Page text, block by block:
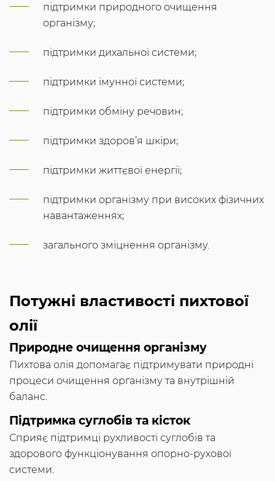
підтримки природного очищення
організму;
підтримки дихальної системи;
підтримки імунної системи;
підтримки обміну речовин;
підтримки здоров’я шкіри;
підтримки життєвої енергії;
підтримки організму при високих фізичних
навантаженнях;
загального зміцнення організму.
Потужні властивості пихтової
олії
Природне очищення організму
Пихтова олія допомагає підтримувати природні
процеси очищення організму та внутрішній
баланс.
Підтримка суглобів та кісток
Сприяє підтримці рухливості суглобів та
здорового функціонування опорно-рухової
системи.